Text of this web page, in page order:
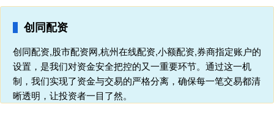
创同配资
创同配资,股市配资网,杭州在线配资,小额配资,券商指定账户的
设置，是我们对资金安全把控的又一重要环节。通过这一机
制，我们实现了资金与交易的严格分离，确保每一笔交易都清
晰透明，让投资者一目了然。